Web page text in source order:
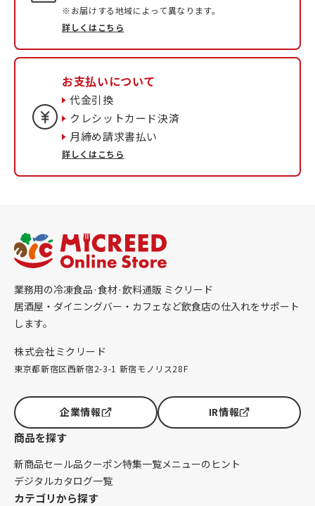
※お届けする地域によって異なります。
詳しくはこちら
お支払いについて
代金引換
クレシットカード決済
月締め請求書払い
詳しくはこちら
業務用の冷凍食品·食材·飲料通販 ミクリード
居酒屋・ダイニングバー・カフェなど飲食店の仕入れをサポート
します。
株式会社ミクリード
東京都新宿区西新宿2-3-1 新宿モノリス28F
企業情報 IR情報
商品を探す
新商品セール品クーポン特集一覧メニューのヒント
デジタルカタログ一覧
カテゴリから探す